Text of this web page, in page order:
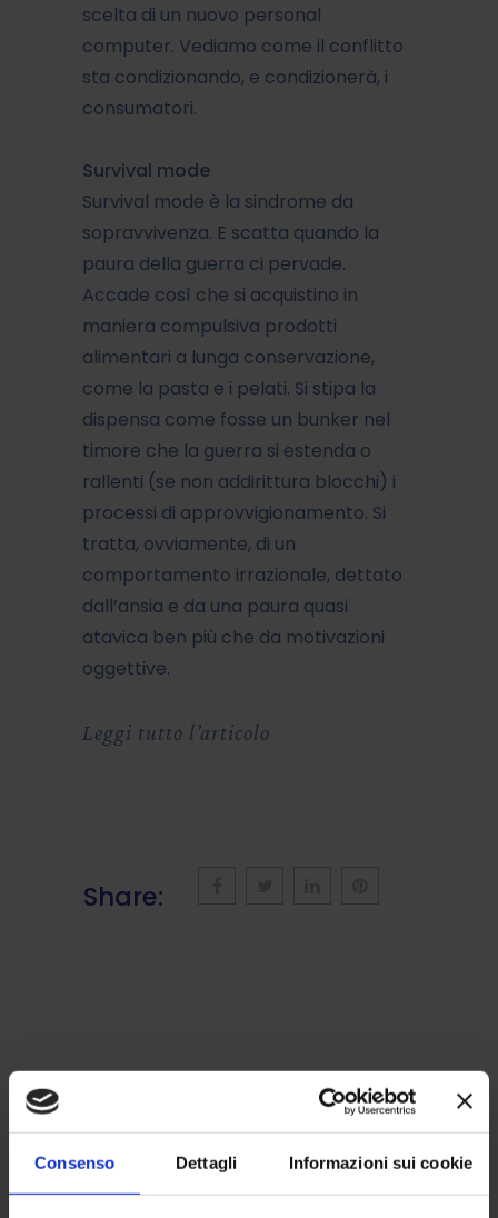
Consenso Dettagli Informazioni sui cookie
scelta di un nuovo personal
computer. Vediamo come il conflitto
sta condizionando, e condizionerà, i
consumatori.
Survival mode
Survival mode è la sindrome da
sopravvivenza. E scatta quando la
paura della guerra ci pervade.
Accade così che si acquistino in
maniera compulsiva prodotti
alimentari a lunga conservazione,
come la pasta e i pelati. Si stipa la
dispensa come fosse un bunker nel
timore che la guerra si estenda o
rallenti (se non addirittura blocchi) i
processi di approvvigionamento. Si
tratta, ovviamente, di un
comportamento irrazionale, dettato
dall’ansia e da una paura quasi
atavica ben più che da motivazioni
oggettive.
Leggi tutto l’articolo
Share:
BONUS MOBILI